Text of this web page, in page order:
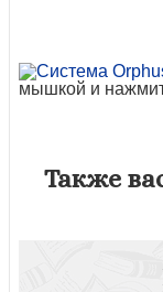
мышкой и
Также